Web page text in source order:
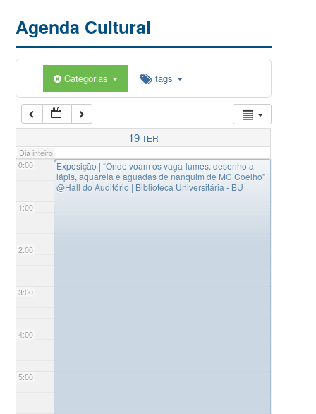
Agenda Cultural
Categorias tags
19TER
Dia inteiro
0:00
1:00
2:00
3:00
4:00
5:00
◤Exposição | “Onde voam os vaga-lumes: desenho a
lápis, aquarela e aguadas de nanquim de MC Coelho”
@Hall do Auditório | Biblioteca Universitária - BU